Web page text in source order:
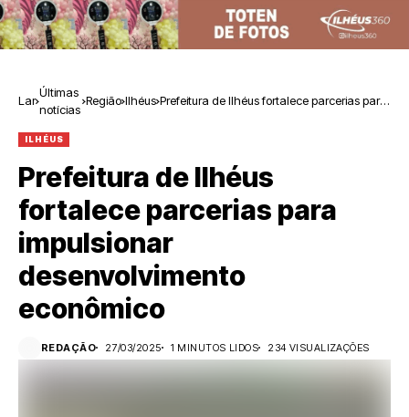
Lar
Últimas
notícias
Região Ilhéus Prefeitura de Ilhéus fortalece parcerias para
ILHÉUS
Prefeitura de Ilhéus
fortalece parcerias para
impulsionar
desenvolvimento
econômico
REDAÇÃO 27/03/2025 1 MINUTOS LIDOS 234 VISUALIZAÇÕES